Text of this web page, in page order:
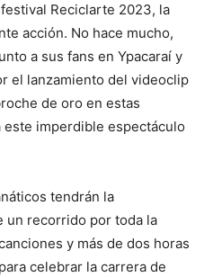
Reciclarte 2023, la
acción. No hace mucho,
a sus fans en Ypacaraí y
el lanzamiento del videoclip
de oro en estas
imperdible espectáculo
tendrán la
un recorrido por toda la
y más de dos horas
celebrar la carrera de